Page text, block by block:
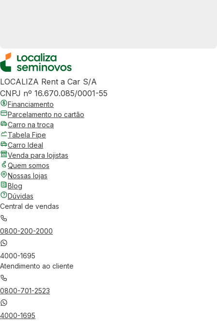
LOCALIZA Rent a Car S/A
CNPJ nº 16.670.085/0001-55
Financiamento
Parcelamento no cartão
Carro na troca
Tabela Fipe
Carro Ideal
Venda para lojistas
Quem somos
Nossas lojas
Blog
Dúvidas
Central de vendas
0800-200-2000
4000-1695
Atendimento ao cliente
0800-701-2523
4000-1695